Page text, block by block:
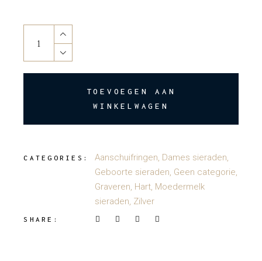
Double heart mothermilk quantity
TOEVOEGEN AAN
WINKELWAGEN
CATEGORIES: Aanschuifringen, Dames sieraden,
Geboorte sieraden, Geen categorie,
Graveren, Hart, Moedermelk
sieraden, Zilver
SHARE: